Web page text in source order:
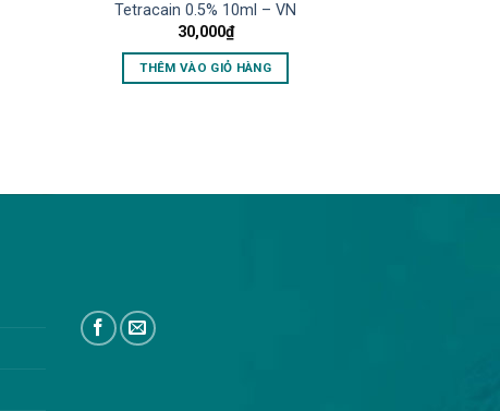
Tetracain 0.5% 10ml – VN
30,000₫
THÊM VÀO GIỎ HÀNG